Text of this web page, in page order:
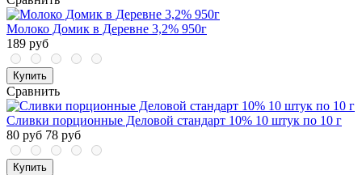
Молоко Домик в Деревне 3,2% 950г
189 руб
Купить
Сравнить
Сливки порционные Деловой стандарт 10% 10 штук по 10 г
80 руб 78 руб
Купить